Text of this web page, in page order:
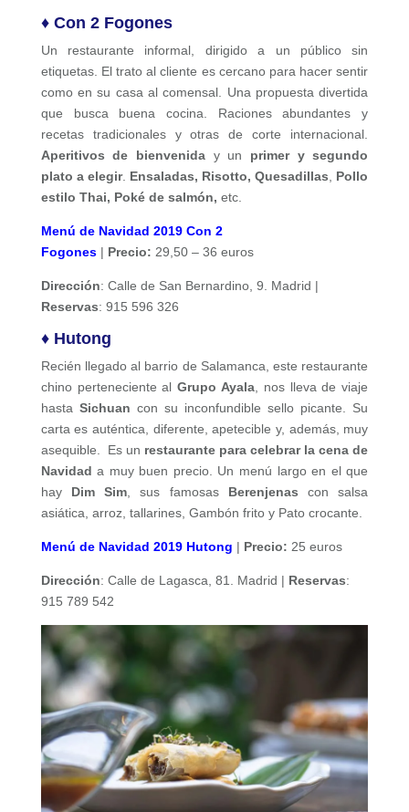
♦ Con 2 Fogones
Un restaurante informal, dirigido a un público sin
etiquetas. El trato al cliente es cercano para hacer sentir
como en su casa al comensal. Una propuesta divertida
que busca buena cocina. Raciones abundantes y
recetas tradicionales y otras de corte internacional.
Aperitivos de bienvenida y un primer y segundo
plato a elegir. Ensaladas, Risotto, Quesadillas, Pollo
estilo Thai, Poké de salmón, etc.
Menú de Navidad 2019 Con 2
Fogones | Precio: 29,50 – 36 euros
Dirección: Calle de San Bernardino, 9. Madrid |
Reservas: 915 596 326
♦ Hutong
Recién llegado al barrio de Salamanca, este restaurante
chino perteneciente alGrupo Ayala, nos lleva de viaje
hasta Sichuan con su inconfundible sello picante. Su
carta es auténtica, diferente, apetecible y, además, muy
asequible. Es un restaurante para celebrar la cena de
Navidad a muy buen precio. Un menú largo en el que
hay Dim Sim, sus famosas Berenjenas con salsa
asiática, arroz, tallarines, Gambón frito y Pato crocante.
Menú de Navidad 2019 Hutong | Precio: 25 euros
Dirección: Calle de Lagasca, 81. Madrid | Reservas:
915 789 542